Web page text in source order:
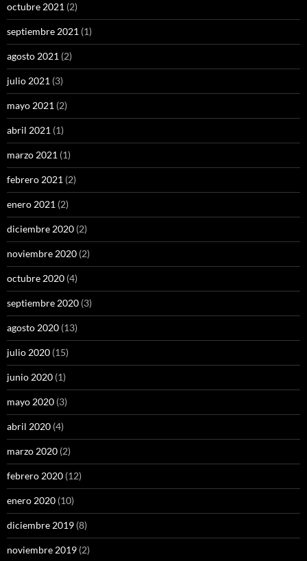
octubre 2021 (2)
septiembre 2021 (1)
agosto 2021 (2)
julio 2021 (3)
mayo 2021 (2)
abril 2021 (1)
marzo 2021 (1)
febrero 2021 (2)
enero 2021 (2)
diciembre 2020 (2)
noviembre 2020 (2)
octubre 2020 (4)
septiembre 2020 (3)
agosto 2020 (13)
julio 2020 (15)
junio 2020 (1)
mayo 2020 (3)
abril 2020 (4)
marzo 2020 (2)
febrero 2020 (12)
enero 2020 (10)
diciembre 2019 (8)
noviembre 2019 (2)